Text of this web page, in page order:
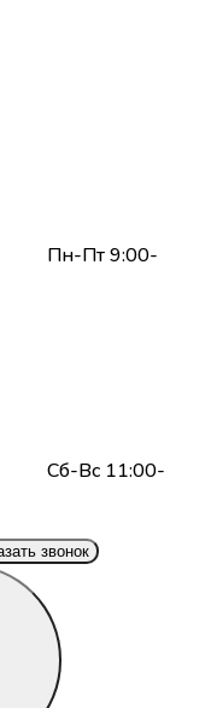
Пн-Пт 9:00-
Сб-Вс 11:00-
звонок